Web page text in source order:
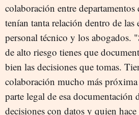
colaboración entre departamentos
tenían tanta relación dentro de las
personal técnico y los abogados.
de alto riesgo tienes que
bien las decisiones que tomas.
colaboración mucho más
parte legal de esa documentación
decisiones con datos y quien